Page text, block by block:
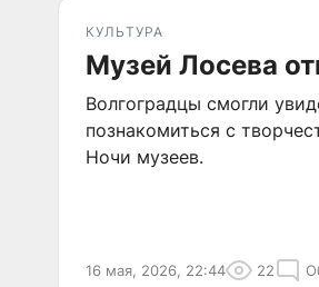
КУЛЬТУРА
Музей Лосева
Волгоградцы смогли
познакомиться с
Ночи музеев.
16 мая, 2026, 22:44 22